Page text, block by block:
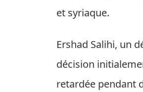
et syriaque.
Ershad Salihi, un
décision
retardée pendant